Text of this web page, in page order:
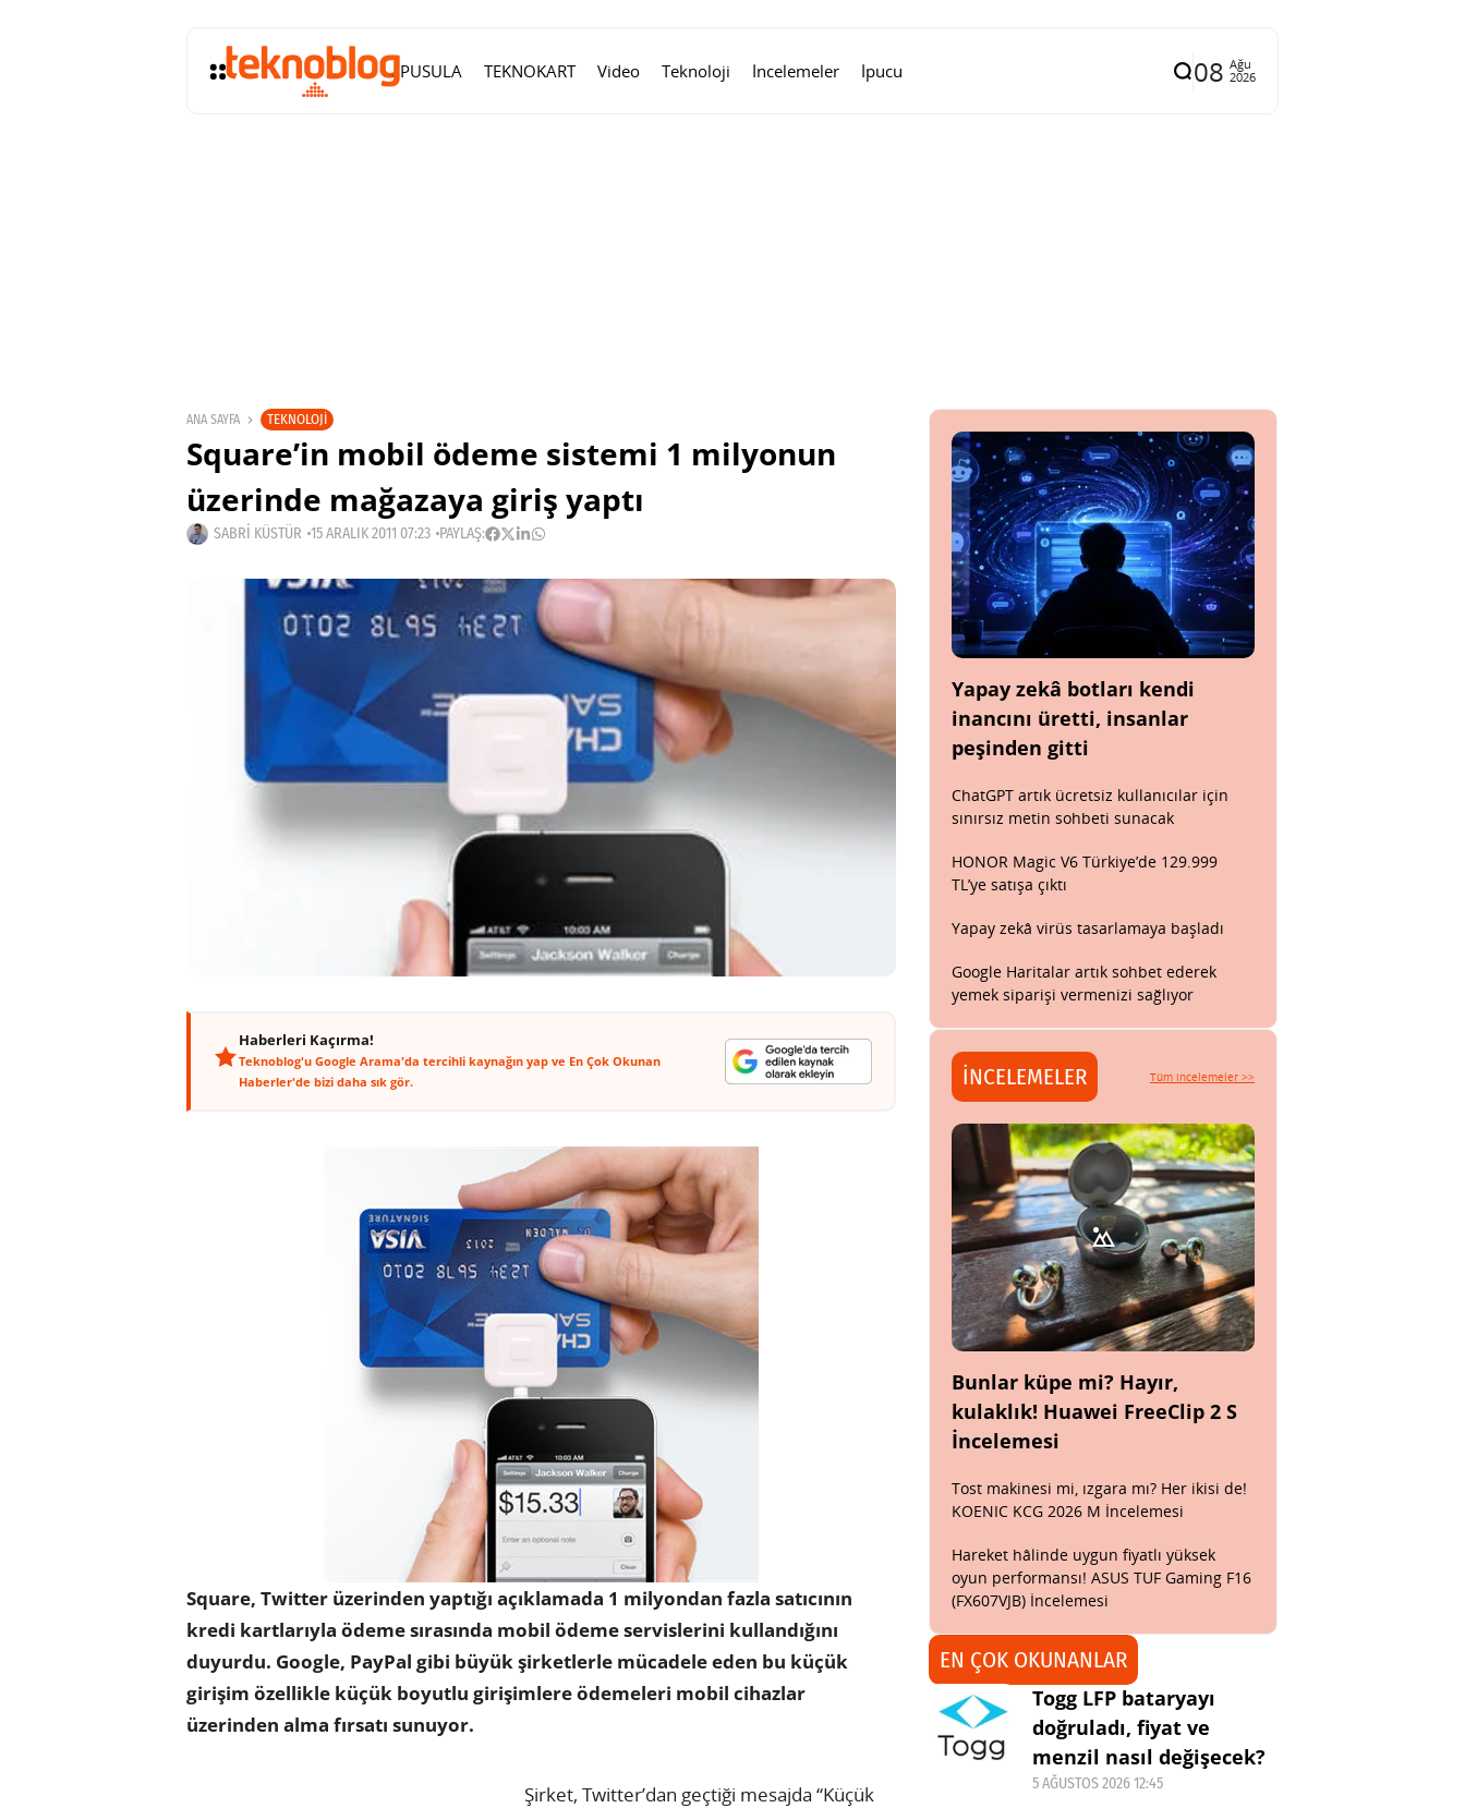
PUSULA TEKNOKART Video Teknoloji İncelemeler İpucu 08 Ağu
2026
ANA SAYFA TEKNOLOJI
Square’in mobil ödeme sistemi 1 milyonun
üzerinde mağazaya giriş yaptı
SABRI KÜSTÜR 15 ARALIK 2011 07:23 PAYLAŞ:
Haberleri Kaçırma!
Teknoblog'u Google Arama'da tercihli kaynağın yap ve En Çok Okunan
Haberler'de bizi daha sık gör.
Square, Twitter üzerinden yaptığı açıklamada 1 milyondan fazla satıcının
kredi kartlarıyla ödeme sırasında mobil ödeme servislerini kullandığını
duyurdu. Google, PayPal gibi büyük şirketlerle mücadele eden bu küçük
girişim özellikle küçük boyutlu girişimlere ödemeleri mobil cihazlar
üzerinden alma fırsatı sunuyor.
Şirket, Twitter’dan geçtiği mesajda “Küçük
Yapay zekâ botları kendi
inancını üretti, insanlar
peşinden gitti
ChatGPT artık ücretsiz kullanıcılar için
sınırsız metin sohbeti sunacak
HONOR Magic V6 Türkiye’de 129.999
TL’ye satışa çıktı
Yapay zekâ virüs tasarlamaya başladı
Google Haritalar artık sohbet ederek
yemek siparişi vermenizi sağlıyor
İNCELEMELER Tüm incelemeler >>
Bunlar küpe mi? Hayır,
kulaklık! Huawei FreeClip 2 S
İncelemesi
Tost makinesi mi, ızgara mı? Her ikisi de!
KOENIC KCG 2026 M İncelemesi
Hareket hâlinde uygun fiyatlı yüksek
oyun performansı! ASUS TUF Gaming F16
(FX607VJB) İncelemesi
EN ÇOK OKUNANLAR
Togg LFP bataryayı
doğruladı, fiyat ve
menzil nasıl değişecek?
5 AĞUSTOS 2026 12:45